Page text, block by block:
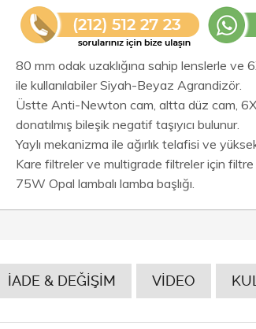
80 mm odak uzaklığına sahip lenslerle ve
ile kullanılabiler Siyah-Beyaz Agrandizör.
Üstte Anti-Newton cam, altta düz cam,
donatılmış bileşik negatif taşıyıcı bulunur.
Yaylı mekanizma ile ağırlık telafisi ve
Kare filtreler ve multigrade filtreler için filtre
​75W Opal lambalı lamba başlığı.
İADE & DEĞİŞİM VİDEO